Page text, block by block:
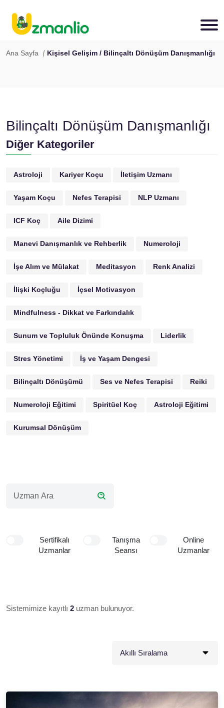
Ana Sayfa Kişisel Gelişim / Bilinçaltı Dönüşüm Danışmanlığı
Bilinçaltı Dönüşüm Danışmanlığı
Diğer Kategoriler
Astroloji Kariyer Koçu İletişim Uzmanı
Yaşam Koçu Nefes Terapisi NLP Uzmanı
ICF Koç Aile Dizimi
Manevi Danışmanlık ve Rehberlik Numeroloji
İşe Alım ve Mülakat Meditasyon Renk Analizi
İlişki Koçluğu İçsel Motivasyon
Mindfulness - Dikkat ve Farkındalık
Sunum ve Topluluk Önünde Konuşma Liderlik
Stres Yönetimi İş ve Yaşam Dengesi
Bilinçaltı Dönüşümü Ses ve Nefes Terapisi Reiki
Numeroloji Eğitimi Spiritüel Koç Astroloji Eğitimi
Kurumsal Dönüşüm
Sertifikalı
Uzmanlar
Tanışma
Seansı
Online
Uzmanlar
Sistemimize kayıtlı 2 uzman bulunuyor.